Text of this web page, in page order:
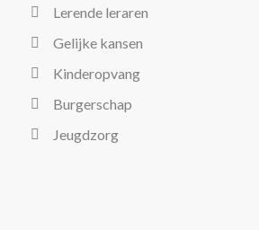
Lerende leraren
Gelijke kansen
Kinderopvang
Burgerschap
Jeugdzorg